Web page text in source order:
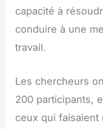
capacité à
conduire à une
travail.
Les chercheurs
200 participants,
ceux qui